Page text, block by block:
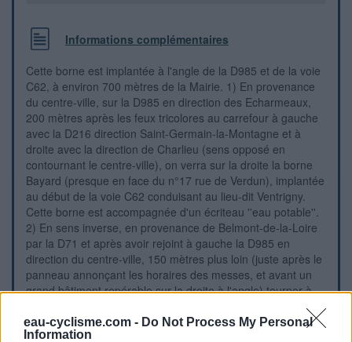
eau-cyclisme.com - Do Not Process My Personal
Information
Informations complémentaires
Cette borne est implantée à l'angle de la D985 et de la voie
C62, à environ 700 mètres de la Mairie. 1) En provenance
du centre-ville, sur la D985 en direction des Echarmeaux,
200 mètres après les feux tricolores au carrefour à gauche
avec la D216 direction Saint-Germain-la-Montagne et à
droite avec la direction de Charlieu (sens opposé en
contournant le centre-ville), on verra sur la droite la borne
Bayard (presque en face du n°17 rue de Verdun), implantée
au début de la voie C62 conduisant au lieu-dit Ventrigny.
Cette borne est accompagnée d'un écriteau ''eau potable''.
2) En sens inverse, en provenance de Belmont-de-la-Loire
par la D71 et après avoir rejoint à gauche la D985 en
direction du centre-ville, 150 mètres plus loin (juste après le
panneau annonçant les horaires des messes, et avant un
grand bâtiment repérable sur la droite à l'angle) tourner à
gauche dans la voie C62 pour trouver la borne à son début
(elle ne se voit pas à l'avance).